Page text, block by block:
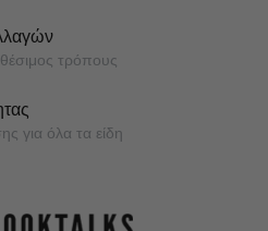
τρόπους
για όλα τα είδη